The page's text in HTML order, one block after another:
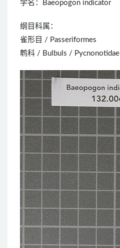
学名：Baeopogon indicator
纲目科属：
雀形目 / Passeriformes
鹎科 / Bulbuls / Pycnonotidae